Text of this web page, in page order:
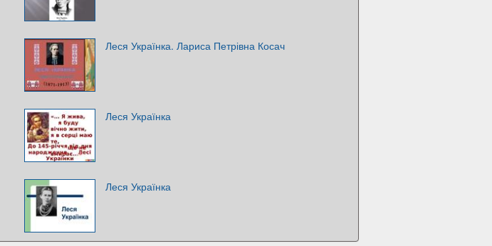
Леся Українка. Лариса Петрівна Косач
Леся Українка
Леся Українка